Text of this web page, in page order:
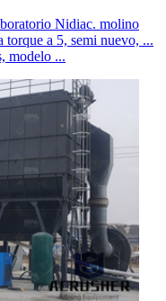
Nidiac. molino
torque a 5, semi nuevo, ...
modelo ...